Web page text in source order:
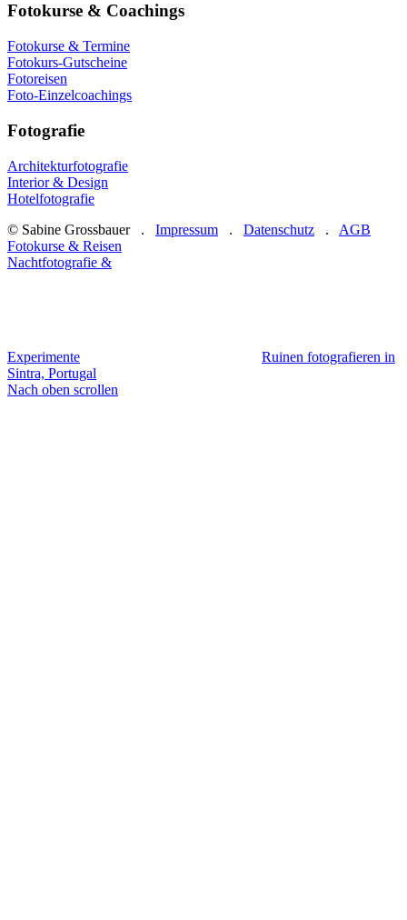
Fotokurse & Coachings
Fotokurse & Termine
Fotokurs-Gutscheine
Fotoreisen
Foto-Einzelcoachings
Fotografie
Architekturfotografie
Interior & Design
Hotelfotografie
© Sabine Grossbauer . Impressum . Datenschutz . AGB
Fotokurse & Reisen
Nachtfotografie &
Experimente
Ruinen fotografieren in
Sintra, Portugal
Nach oben scrollen